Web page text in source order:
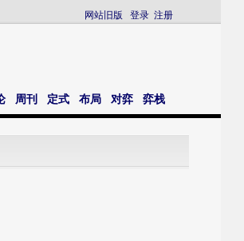
网站旧版 登录 注册
周刊 定式 布局 对弈 弈栈